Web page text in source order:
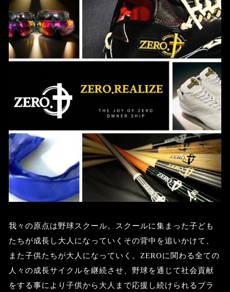
我々の原点は野球スクール。スクールに集まった子ども
たちが成長し大人になっていくその背中を追いかけて、
また子供たちが大人になっていく。ZEROに関わる全ての
人々の成長サイクルを継続させ、野球を通じて社会貢献
をする事により子供から大人まで応援し続けられるブラ